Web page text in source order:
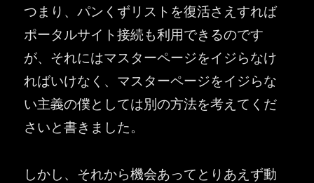
つまり、パンくずリストを復活さえすれば
ポータルサイト接続も利用できるのです
が、それにはマスターページをイジらなけ
ればいけなく、マスターページをイジらな
い主義の僕としては別の方法を考えてくだ
さいと書きました。
しかし、それから機会あってとりあえず動